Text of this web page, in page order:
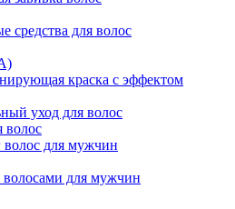
средства для волос
краска с эффектом
уход для волос
волос
волос для мужчин
волосами для мужчин